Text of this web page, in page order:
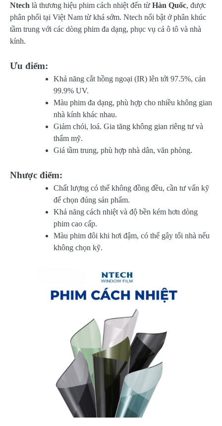
Ntech là thương hiệu phim cách nhiệt đến từ Hàn Quốc, được
phân phối tại Việt Nam từ khá sớm. Ntech nổi bật ở phân khúc
tầm trung với các dòng phim đa dạng, phục vụ cả ô tô và nhà
kính.
Ưu điểm:
Khả năng cắt hồng ngoại (IR) lên tới 97.5%, cản
99.9% UV.
Màu phim đa dạng, phù hợp cho nhiều không gian
nhà kính khác nhau.
Giảm chói, loá. Gia tăng không gian riêng tư và
thẩm mỹ.
Giá tầm trung, phù hợp nhà dân, văn phòng.
Nhược điểm:
Chất lượng có thể không đồng đều, cần tư vấn kỹ
để chọn đúng sản phẩm.
Khả năng cách nhiệt và độ bền kém hơn dòng
phim cao cấp.
Màu phim đôi khi hơi đậm, có thể gây tối nhà nếu
không chọn kỹ.